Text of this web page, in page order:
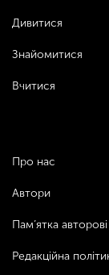
Дивитися
Знайомитися
Вчитися
Про нас
Автори
Пам’ятка авторові
Редакційна